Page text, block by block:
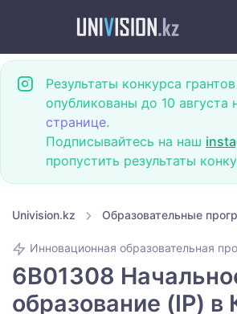
Результаты конкурса
опубликованы до 10 августа
странице.
Подписывайтесь на наш
пропустить результаты
Univision.kz Образовательные
Инновационная образовательная
6B01308
образование (IP)